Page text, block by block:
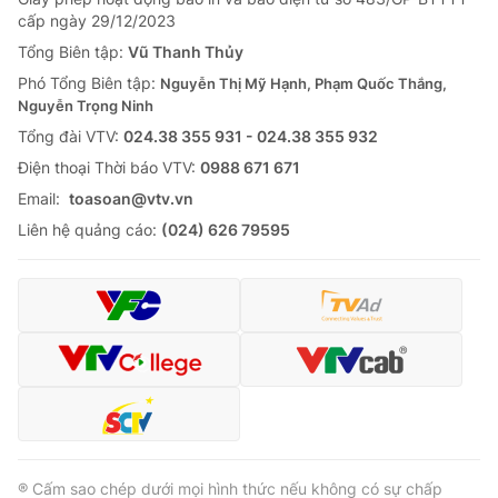
Sản phẩm
Thị trường
Tư vấn
Lịch phát sóng
Chuyên mục khác
Emagazine
Shorts video
VTV Thể thao
cấp ngày 29/12/2023
Tổng Biên tập: Vũ Thanh Thủy
Phó Tổng Biên tập: Nguyễn Thị Mỹ Hạnh, Phạm Quốc Thắng,
Nguyễn Trọng Ninh
Tổng đài VTV: 024.38 355 931 - 024.38 355 932
Ðiện thoại Thời báo VTV: 0988 671 671
Email: toasoan@vtv.vn
Liên hệ quảng cáo: (024) 626 79595
® Cấm sao chép dưới mọi hình thức nếu không có sự chấp